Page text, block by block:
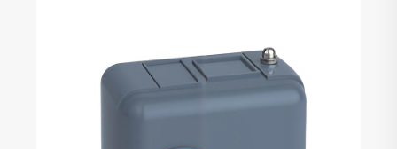
สำหรับสวนของเราจัดส่
หลังจากบรรจุภัณฑ์แบบ
ดูเพิ่มเติม >>